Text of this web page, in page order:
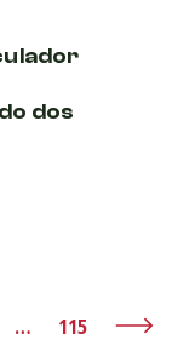
dos
… 115